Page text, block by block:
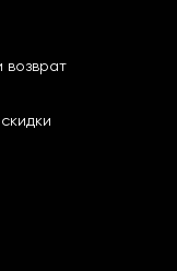
возврат